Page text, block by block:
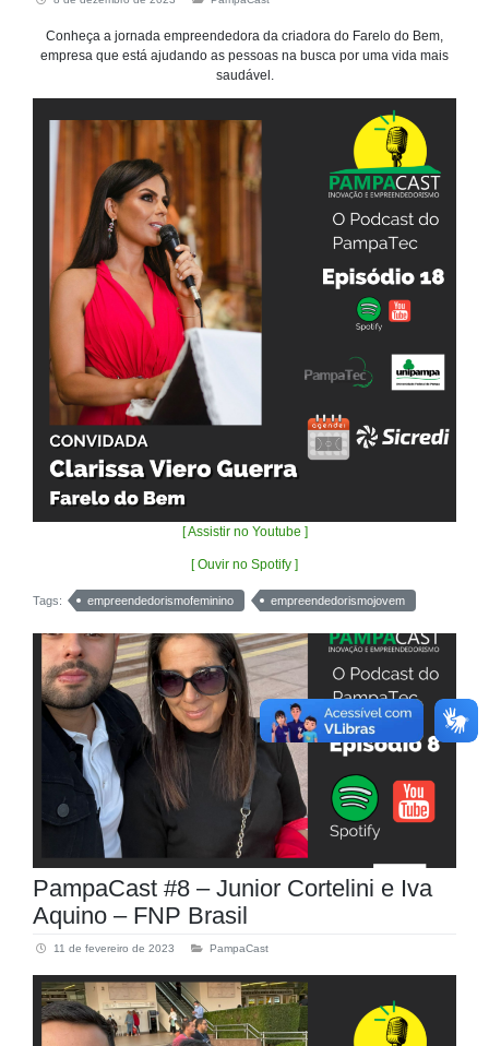
Conheça a jornada empreendedora da criadora do Farelo do Bem,
empresa que está ajudando as pessoas na busca por uma vida mais
saudável.
[ Assistir no Youtube ]
[ Ouvir no Spotify ]
Tags: empreendedorismofeminino empreendedorismojovem
PampaCast #8 – Junior Cortelini e Iva
Aquino – FNP Brasil
11 de fevereiro de 2023 PampaCast